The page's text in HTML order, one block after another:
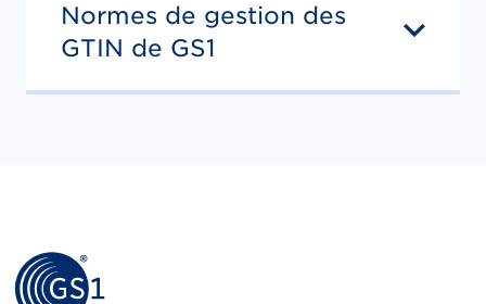
Normes de gestion des
GTIN de GS1